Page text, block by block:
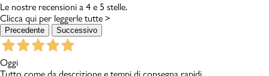
Le nostre recensioni a 4 e 5 stelle.
Clicca qui per leggerle tutte >
Precedente Successivo
Oggi